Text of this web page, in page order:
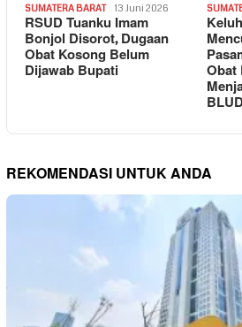
SUMATERA BARAT 13 Juni 2026
RSUD Tuanku Imam
Bonjol Disorot, Dugaan
Obat Kosong Belum
Dijawab Bupati Obat
REKOMENDASI UNTUK ANDA